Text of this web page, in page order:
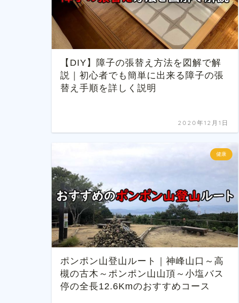
【DIY】障子の張替え方法を図解で解
説｜初心者でも簡単に出来る障子の張
替え手順を詳しく説明
2020年12月1日
健康
ポンポン山登山ルート｜神峰山口～高
槻の古木～ポンポン山山頂～小塩バス
停の全長12.6Kmのおすすめコース